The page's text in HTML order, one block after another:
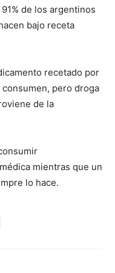
de los argentinos
bajo receta
recetado por
pero droga
de la
mientras que un
lo hace.